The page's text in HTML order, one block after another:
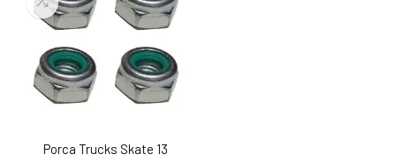
Porca Trucks Skate 13